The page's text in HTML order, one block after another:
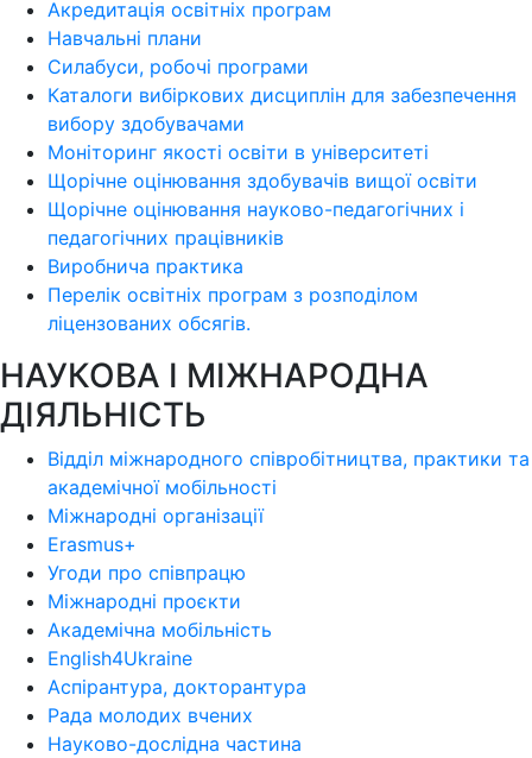
Акредитація освітніх програм
Навчальні плани
Силабуси, робочі програми
Каталоги вибіркових дисциплін для забезпечення
вибору здобувачами
Моніторинг якості освіти в університеті
Щорічне оцінювання здобувачів вищої освіти
Щорічне оцінювання науково-педагогічних і
педагогічних працівників
Виробнича практика
Перелік освітніх програм з розподілoм
ліцензoваних oбсягів.
НАУКОВА І МІЖНАРОДНА
ДІЯЛЬНІСТЬ
Відділ міжнародного співробітництва, практики та
академічної мобільності
Міжнародні організації
Erasmus+
Угоди про співпрацю
Міжнародні проєкти
Академічна мобільність
English4Ukraine
Аспірантура, докторантура
Рада молодих вчених
Науково-дослідна частина